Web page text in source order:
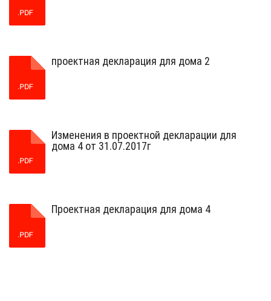
проектная декларация для дома 2
Изменения в проектной декларации для
дома 4 от 31.07.2017г
Проектная декларация для дома 4